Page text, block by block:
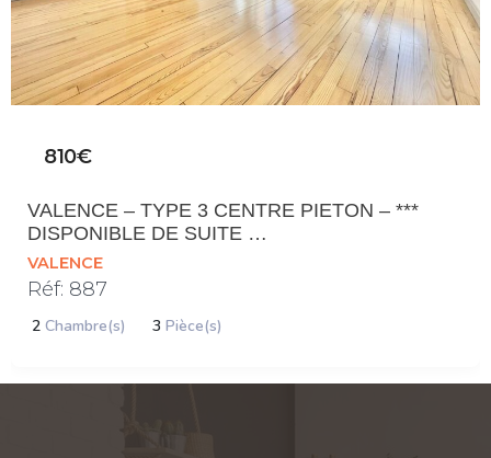
810€
VALENCE – TYPE 3 CENTRE PIETON – ***
DISPONIBLE DE SUITE …
VALENCE
Réf: 887
2 Chambre(s) 3 Pièce(s)